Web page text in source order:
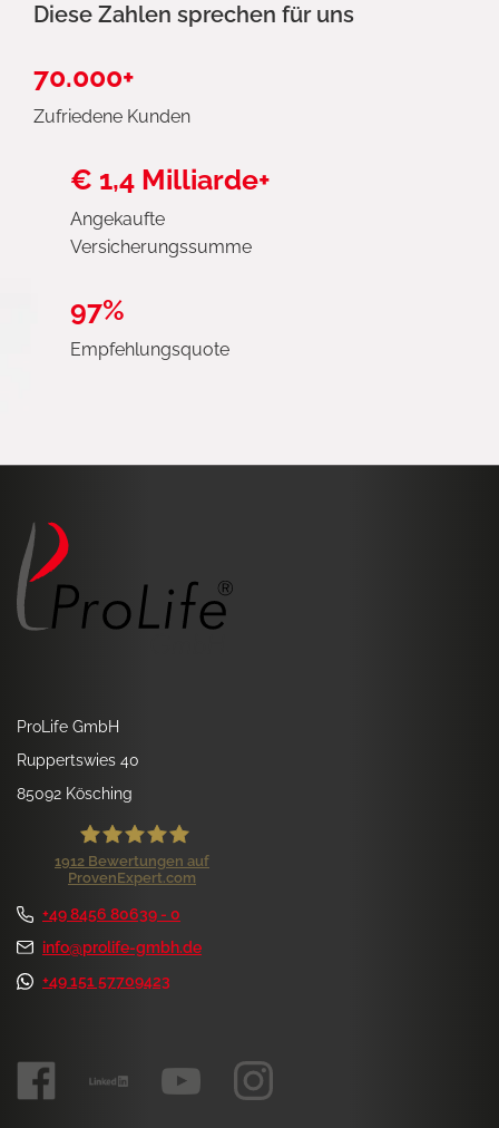
Diese Zahlen sprechen für uns
70.000+
Zufriedene Kunden
€ 1,4 Milliarde+
Angekaufte
Versicherungssumme
97%
Empfehlungsquote
ProLife GmbH
Ruppertswies 40
85092 Kösching
1912 Bewertungen auf
ProvenExpert.com
+49 8456 80639 - 0
info@prolife-gmbh.de
+49 151 57709423
740